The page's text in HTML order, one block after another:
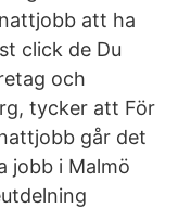
att ha
click de Du
och
tycker att För
går det
jobb i Malmö